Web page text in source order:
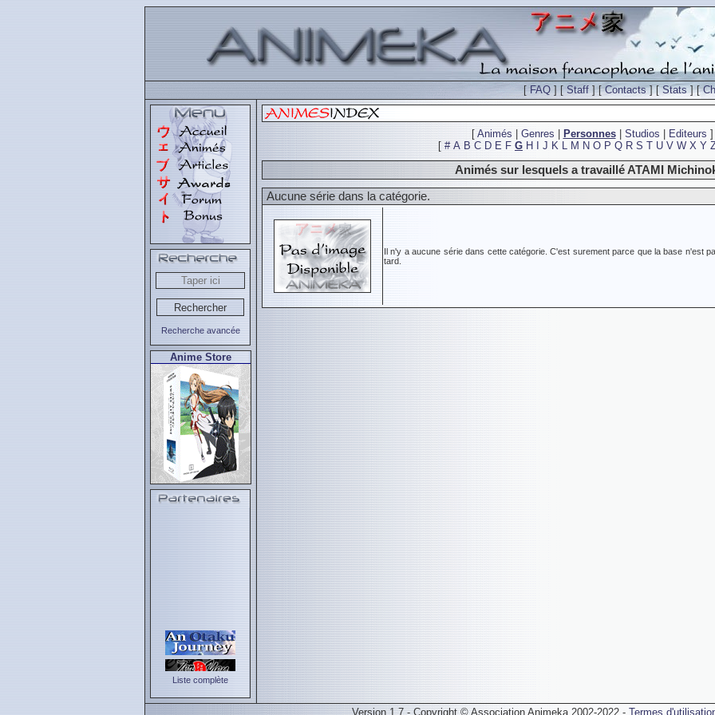
[FAQ ] [Staff ] [Contacts] [Stats] [
Recherche avancée
Anime Store
Liste complète
[ Animés Genres Personnes| Studios Editeurs ]
[ # A B C D E F G H J K L M N O P Q R S T U V W X Y
Animés sur lesquels a travaillé ATAMI
Aucune série dans la catégorie.
Il n'y a aucune série dans cette catégorie. C'est surement parce que la base n'est
tard.
Version 1.7 - Copyright © Association Animeka 2002-2022 - Termes